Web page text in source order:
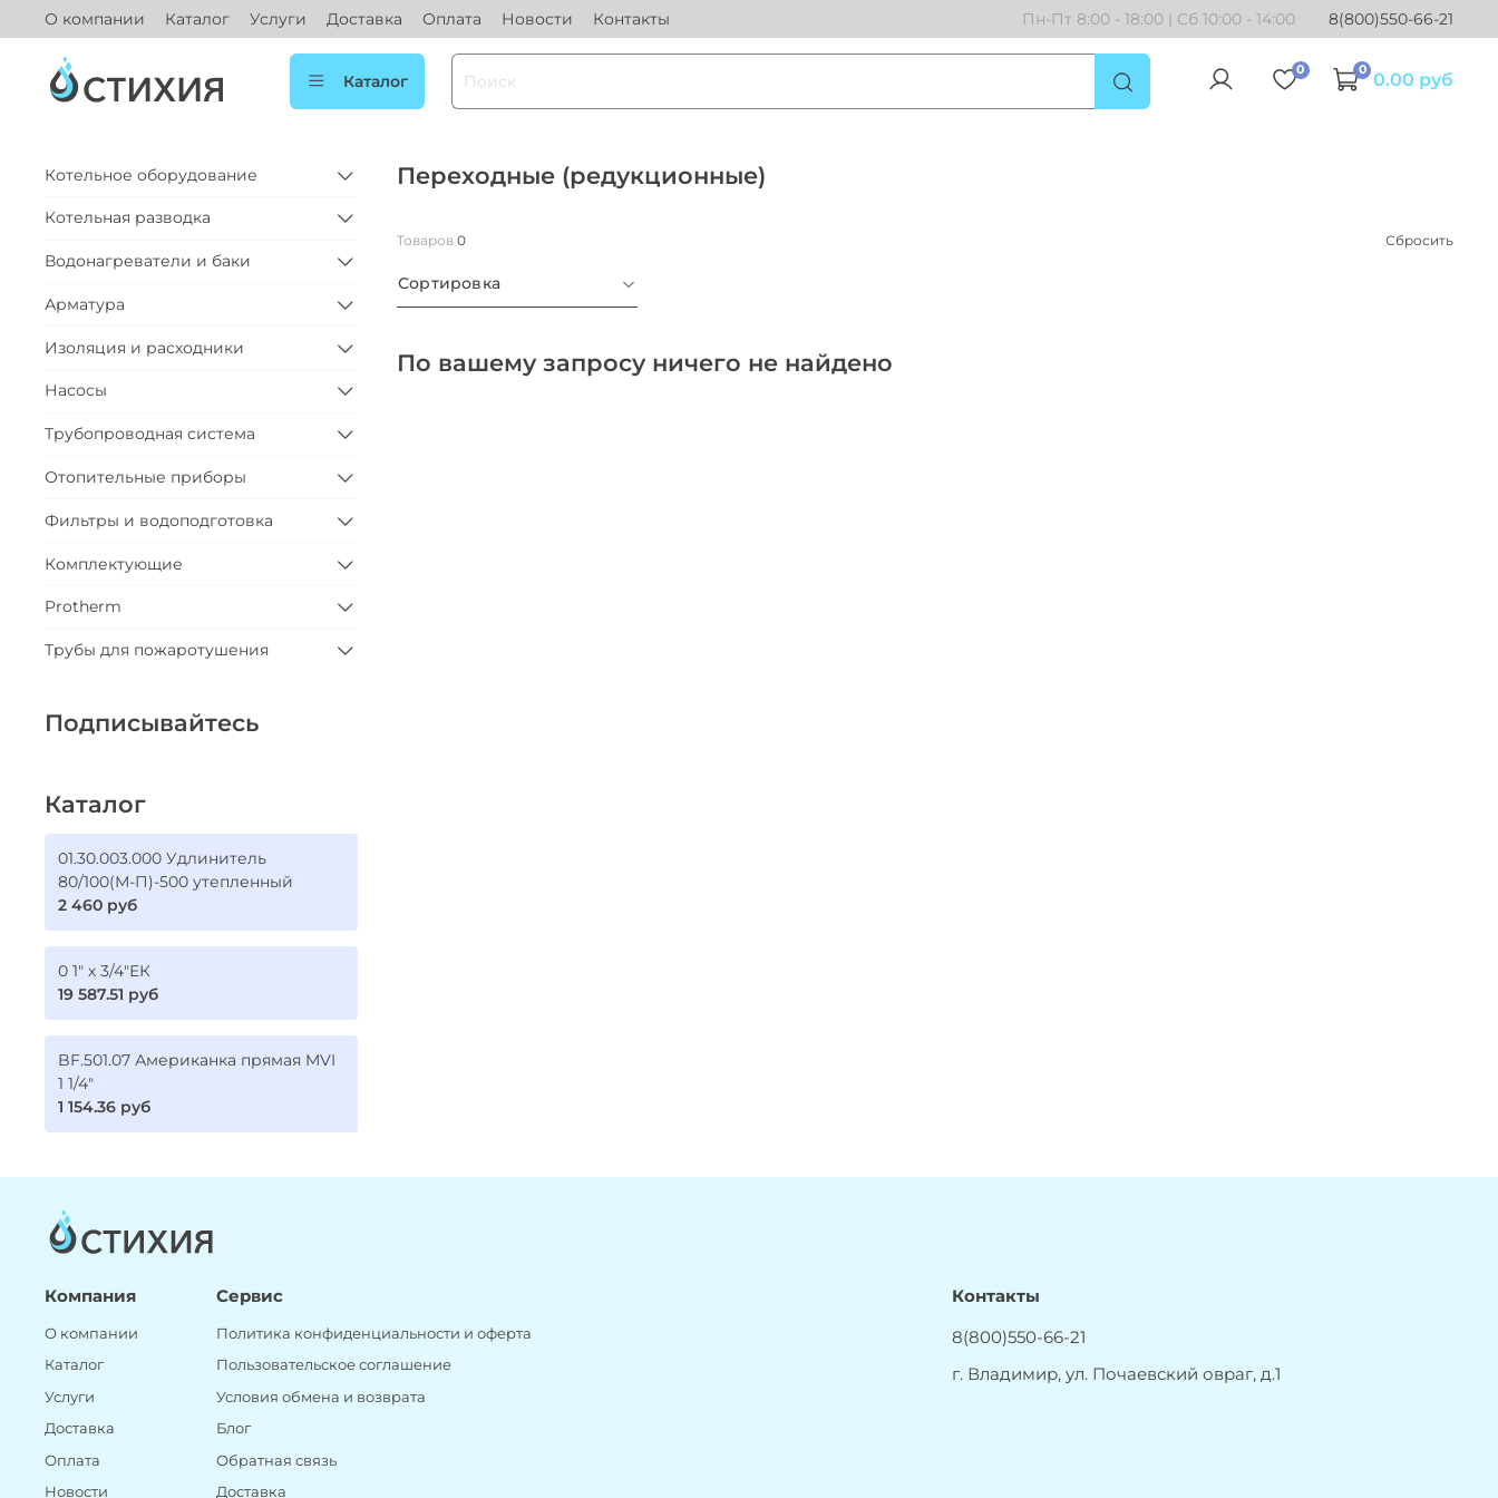
О компании Каталог Услуги Доставка Оплата Новости Контакты Пн-Пт 8:00 - 18:00 | Сб 10:00 - 14:00 8(800)550-66-21
Каталог
0 0 0.00 руб
Переходные (редукционные)
Товаров 0 Сбросить
Сортировка
По вашему запросу ничего не найдено
Котельное оборудование
Котельная разводка
Водонагреватели и баки
Арматура
Изоляция и расходники
Насосы
Трубопроводная система
Отопительные приборы
Фильтры и водоподготовка
Комплектующие
Protherm
Трубы для пожаротушения
Подписывайтесь
Каталог
01.30.003.000 Удлинитель
80/100(М-П)-500 утепленный
2 460 руб
0 1" х 3/4"ЕК
19 587.51 руб
BF.501.07 Американка прямая MVI
1 1/4"
1 154.36 руб
Компания
О компании
Каталог
Услуги
Доставка
Оплата
Новости
Сервис
Политика конфиденциальности и оферта
Пользовательское соглашение
Условия обмена и возврата
Блог
Обратная связь
Доставка
Контакты
8(800)550-66-21
г. Владимир, ул. Почаевский овраг, д.1